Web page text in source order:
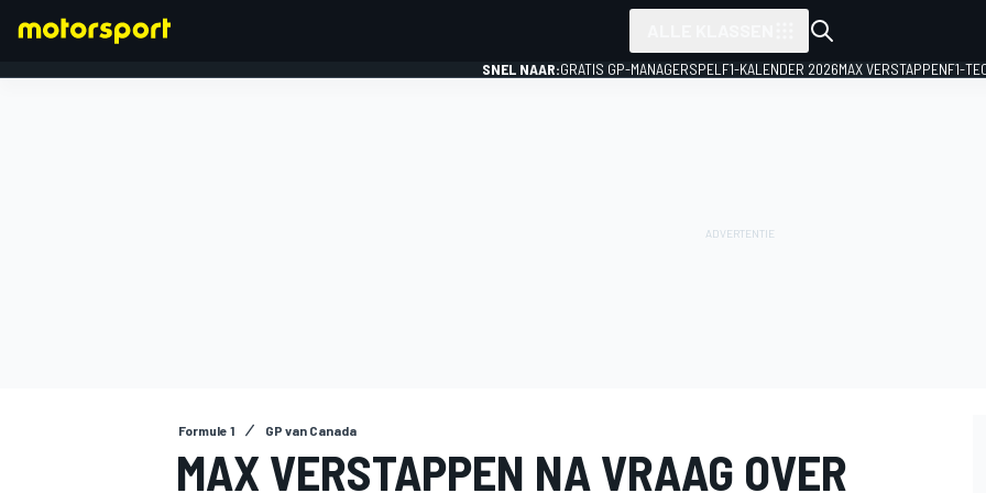
SNEL NAAR:GRATIS GP-MANAGERSPEL F1-KALENDER 2026MAX VERSTAPPENF1-
Formule 1 GP van Canada
MAX VERSTAPPEN NA VRAAG OVER